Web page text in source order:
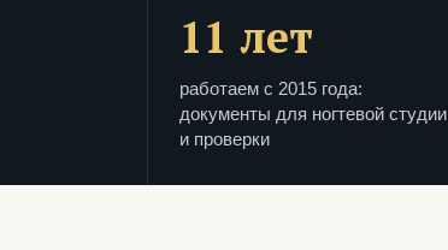
11 лет
работаем с 2015 года:
документы для ногтевой студии
и проверки